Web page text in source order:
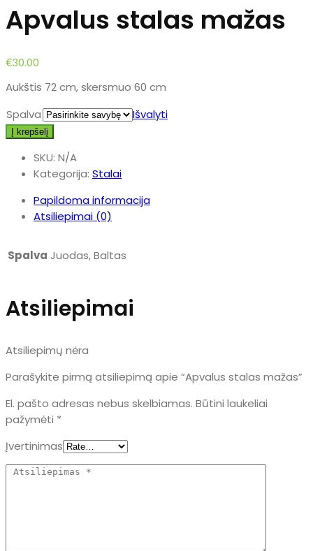
Apvalus stalas mažas
€30.00
Aukštis 72 cm, skersmuo 60 cm
Spalva
Išvalyti
Į krepšelį
SKU: N/A
Kategorija: Stalai
Papildoma informacija
Atsiliepimai (0)
Spalva Juodas, Baltas
Atsiliepimai
Atsiliepimų nėra
Parašykite pirmą atsiliepimą apie “Apvalus stalas mažas”
El. pašto adresas nebus skelbiamas. Būtini laukeliai
pažymėti *
Įvertinimas